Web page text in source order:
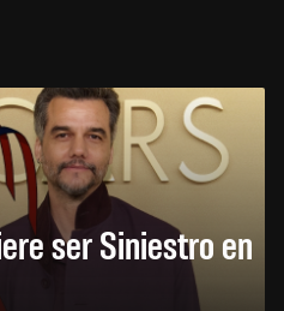
ser Siniestro en